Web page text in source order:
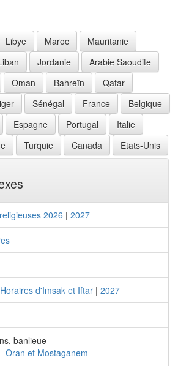
Libye Maroc
Mauritanie
Jordanie
Arabie Saoudite
Oman Bahreïn
Qatar
Sénégal France
Belgique
Espagne Portugal
Italie
Turquie Canada Etats-Unis
2026 | 2027
d'Imsak et Iftar | 2027
banlieue
- Oran et Mostaganem